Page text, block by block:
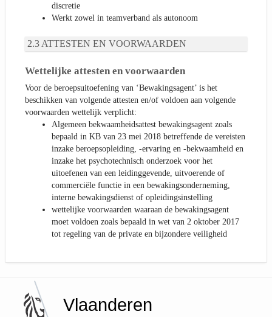
discretie
Werkt zowel in teamverband als autonoom
ATTESTEN EN VOORWAARDEN
Wettelijke attesten en voorwaarden
Voor de beroepsuitoefening van ‘Bewakingsagent’ is het
beschikken van volgende attesten en/of voldoen aan volgende
voorwaarden wettelijk verplicht:
Algemeen bekwaamheidsattest bewakingsagent zoals
bepaald in KB van 23 mei 2018 betreffende de vereisten
inzake beroepsopleiding, -ervaring en -bekwaamheid en
inzake het psychotechnisch onderzoek voor het
uitoefenen van een leidinggevende, uitvoerende of
commerciële functie in een bewakingsonderneming,
interne bewakingsdienst of opleidingsinstelling
wettelijke voorwaarden waaraan de bewakingsagent
moet voldoen zoals bepaald in wet van 2 oktober 2017
tot regeling van de private en bijzondere veiligheid
Vlaanderen